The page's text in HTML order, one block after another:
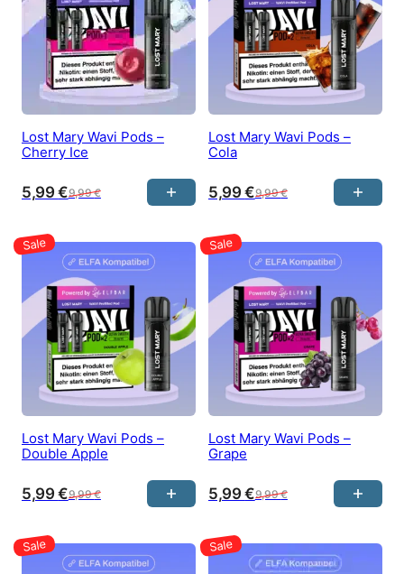
Lost Mary Wavi Pods –
Cherry Ice
9,99€
5,99€
Lost Mary Wavi Pods –
Cola
9,99€
5,99€
Lost Mary Wavi Pods –
Double Apple
9,99€
5,99€
Lost Mary Wavi Pods –
Grape
9,99€
5,99€